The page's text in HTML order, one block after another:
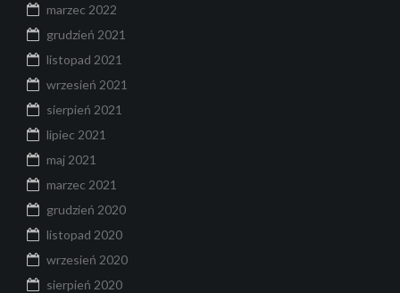
marzec 2022
grudzień 2021
listopad 2021
wrzesień 2021
sierpień 2021
lipiec 2021
maj 2021
marzec 2021
grudzień 2020
listopad 2020
wrzesień 2020
sierpień 2020